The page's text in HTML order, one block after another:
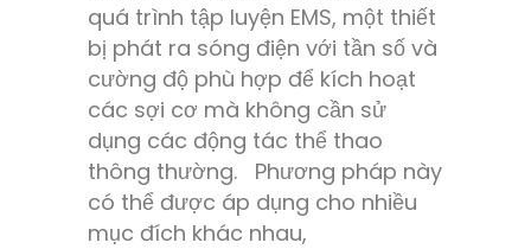
quá trình tập luyện EMS, một thiết
bị phát ra sóng điện với tần số và
cường độ phù hợp để kích hoạt
các sợi cơ mà không cần sử
dụng các động tác thể thao
thông thường. Phương pháp này
có thể được áp dụng cho nhiều
mục đích khác nhau,